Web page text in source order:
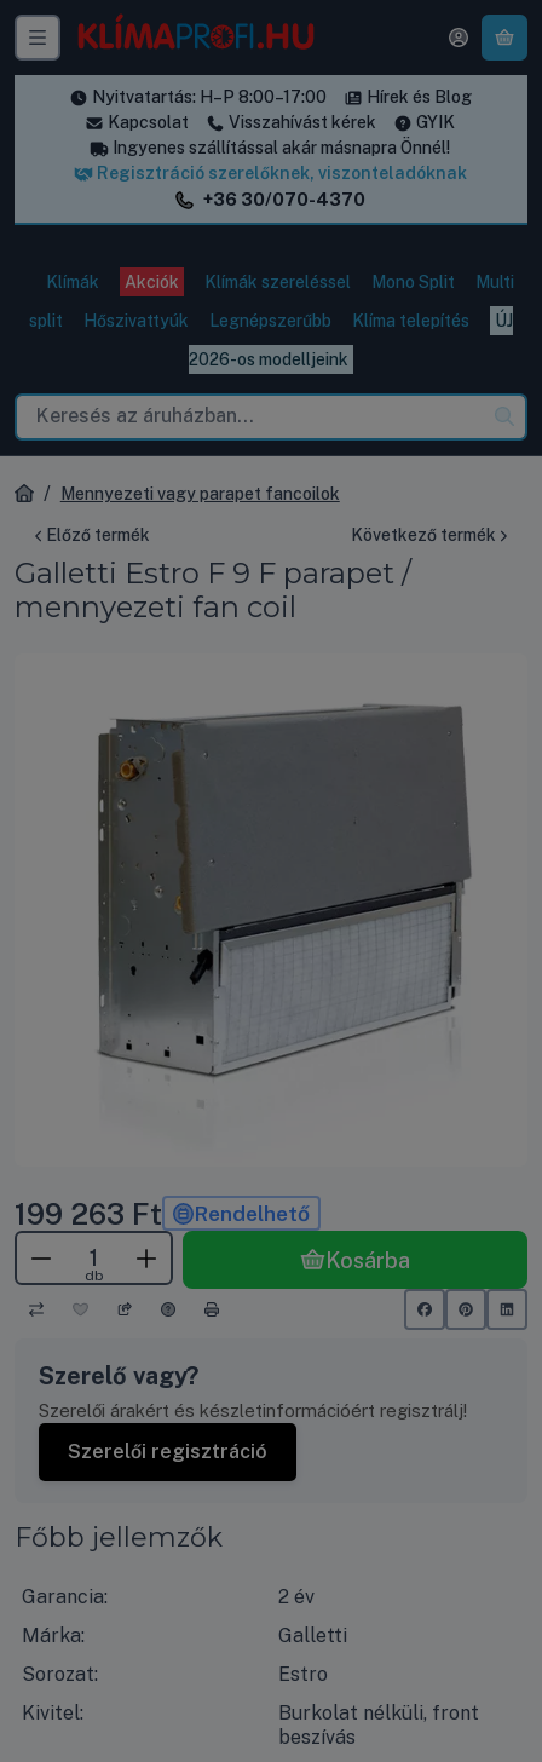
Nyitvatartás: H–P 8:00–17:00
Hírek és Blog
Kapcsolat
Visszahívást kérek
GYIK
Ingyenes szállítással akár másnapra Önnél!
Regisztráció szerelőknek, viszonteladóknak
+36 30/070-4370
Klímák Akciók Klímák szereléssel Mono Split
Multi
split
Hőszivattyúk Legnépszerűbb Klíma telepítés
ÚJ
2026-os modelljeink
Mennyezeti vagy parapet fancoilok
Előző termék Következő termék
Galletti Estro F 9 F parapet /
mennyezeti fan coil
199 263 Ft Rendelhető
db
Kosárba
Szerelő vagy?
Szerelői árakért és készletinformációért regisztrálj!
Szerelői regisztráció
Főbb jellemzők
Garancia:
2 év
Márka:
Galletti
Sorozat:
Estro
Kivitel:
Burkolat nélküli, front
beszívás